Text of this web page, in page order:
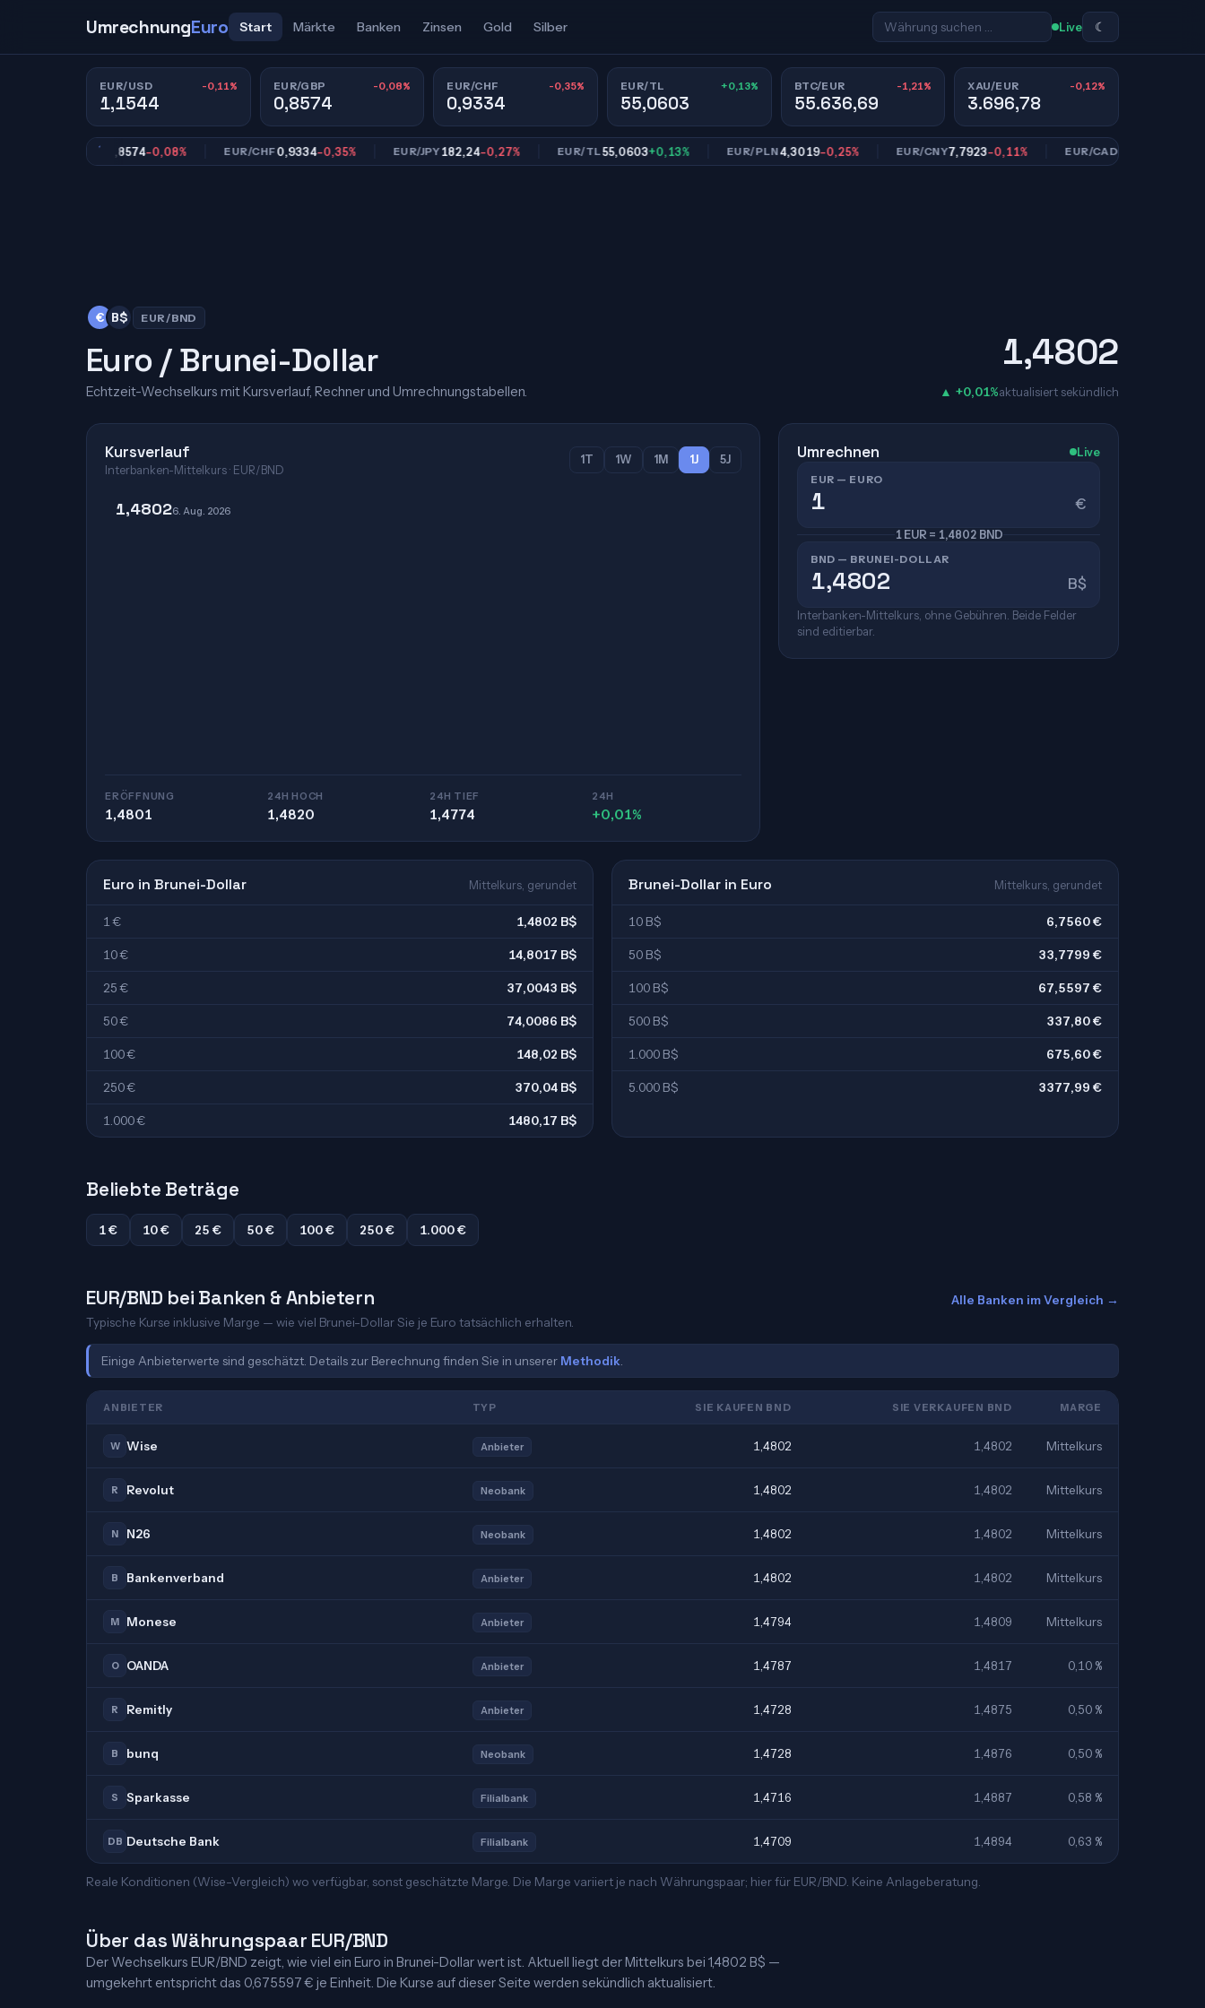
UmrechnungEuro Start Märkte Banken Zinsen Gold Silber Live ☾
EUR/USD -0,11%
1,1544
EUR/GBP -0,08%
0,8574
EUR/CHF -0,35%
0,9334
EUR/TL +0,13%
55,0603
BTC/EUR -1,21%
55.636,69
XAU/EUR -0,12%
3.696,78
0,8574 -0,08% EUR/CHF0,9334-0,35% EUR/JPY182,24-0,27% EUR/TL55,0603+0,13% EUR/PLN4,3019-0,25% EUR/CNY7,7923-0,11% EUR/CAD1,6171
€ B$ EUR/BND
Euro / Brunei-Dollar
Echtzeit-Wechselkurs mit Kursverlauf, Rechner und Umrechnungstabellen.
1,4802
▲ +0,01%aktualisiert sekündlich
Kursverlauf
Interbanken-Mittelkurs · EUR/BND
1T 1W 1M 1J 5J
1,48026. Aug. 2026
ERÖFFNUNG
1,4801
24H HOCH
1,4820
24H TIEF
1,4774
24H
+0,01%
Umrechnen Live
EUR — EURO
€
1 EUR = 1,4802 BND
BND — BRUNEI-DOLLAR
B$
Interbanken-Mittelkurs, ohne Gebühren. Beide Felder
sind editierbar.
Euro in Brunei-Dollar Mittelkurs, gerundet
1 € 1,4802 B$
10 € 14,8017 B$
25 € 37,0043 B$
50 € 74,0086 B$
100 € 148,02 B$
250 € 370,04 B$
1.000 € 1480,17 B$
Brunei-Dollar in Euro Mittelkurs, gerundet
10 B$ 6,7560 €
50 B$ 33,7799 €
100 B$ 67,5597 €
500 B$ 337,80 €
1.000 B$ 675,60 €
5.000 B$ 3377,99 €
Beliebte Beträge
1 € 10 € 25 € 50 € 100 € 250 € 1.000 €
EUR/BND bei Banken & Anbietern
Typische Kurse inklusive Marge — wie viel Brunei-Dollar Sie je Euro tatsächlich erhalten.
Alle Banken im Vergleich →
Einige Anbieterwerte sind geschätzt. Details zur Berechnung finden Sie in unserer Methodik
ANBIETER TYP SIE KAUFEN BND SIE VERKAUFEN BND MARGE
W Wise Anbieter 1,4802 1,4802 Mittelkurs
R Revolut Neobank 1,4802 1,4802 Mittelkurs
N N26 Neobank 1,4802 1,4802 Mittelkurs
B Bankenverband Anbieter 1,4802 1,4802 Mittelkurs
M Monese Anbieter 1,4794 1,4809 Mittelkurs
O OANDA Anbieter 1,4787 1,4817 0,10 %
R Remitly Anbieter 1,4728 1,4875 0,50 %
B bunq Neobank 1,4728 1,4876 0,50 %
S Sparkasse Filialbank 1,4716 1,4887 0,58 %
DB Deutsche Bank Filialbank 1,4709 1,4894 0,63 %
Reale Konditionen (Wise-Vergleich) wo verfügbar, sonst geschätzte Marge. Die Marge variiert je nach Währungspaar; hier für EUR/BND. Keine Anlageberatung.
Über das Währungspaar EUR/BND
Der Wechselkurs EUR/BND zeigt, wie viel ein Euro in Brunei-Dollar wert ist. Aktuell liegt der Mittelkurs bei 1,4802 B$ —
umgekehrt entspricht das 0,675597 € je Einheit. Die Kurse auf dieser Seite werden sekündlich aktualisiert.